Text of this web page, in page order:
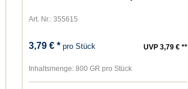
Pedigree
Perfect Fit
Art. Nr.: 355615
3,79 € * pro Stück UVP 3,79 € **
Inhaltsmenge:800 GR pro Stück